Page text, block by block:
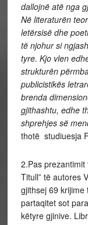
dallojnë atë nga
Në literaturën
letërsisë dhe
të njohur si
tyre. Kjo vlen
strukturën
publicistikës
brenda
gjithashtu, edhe
shprehjes së
thotë studiuesja
2.Pas prezantimit
Titull” të autores
gjithsej 69
partaqitet sot
këtyre gjinive.